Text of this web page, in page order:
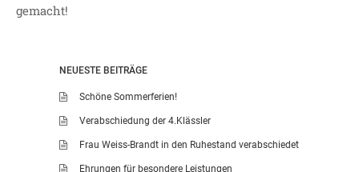
gemacht!
NEUESTE BEITRÄGE
Schöne Sommerferien!
Verabschiedung der 4.Klässler
Frau Weiss-Brandt in den Ruhestand verabschiedet
Ehrungen für besondere Leistungen